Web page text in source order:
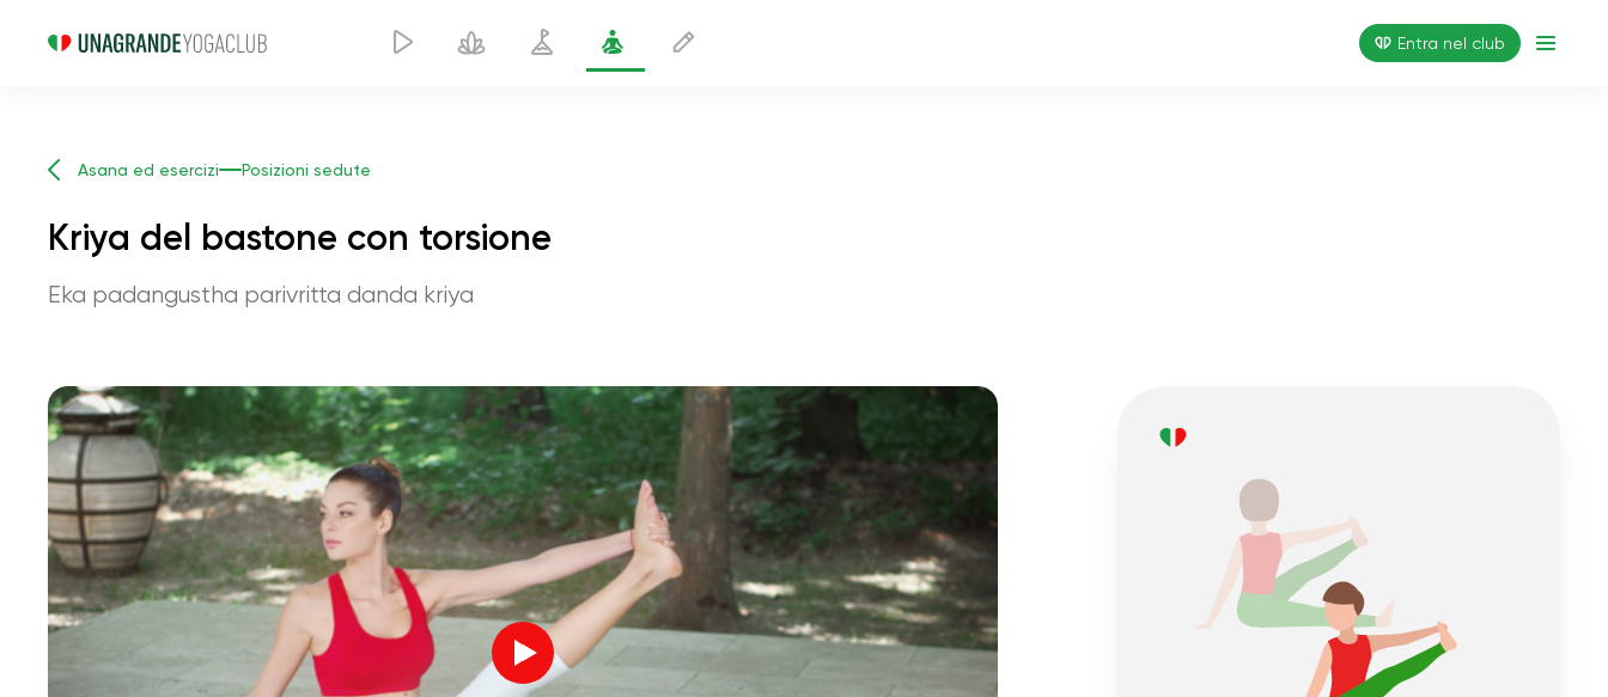
Entra nel club
Asana ed esercizi Posizioni sedute
Kriya del bastone con torsione
Eka padangustha parivritta danda kriya
Voce dell'istruttore
volo dell'anima
pace interiore 01:27
sogni mattutini 01:34
freschezza della foresta 05:00
pioggia estiva